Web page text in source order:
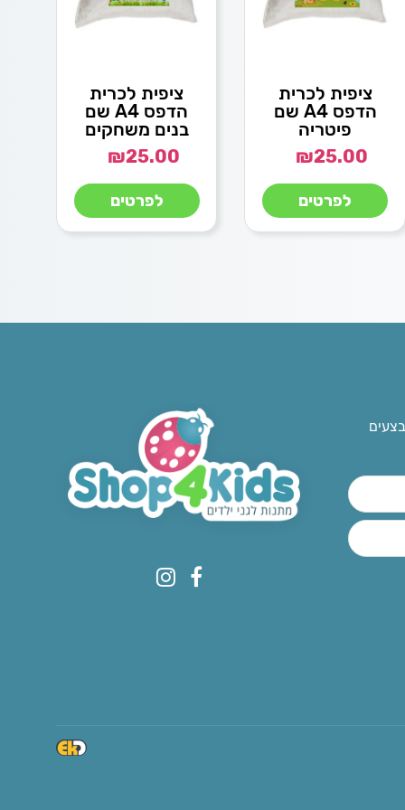
ציפית לכרית
הדפס A4 שם
פיטריה
₪25.00
לפרטים
ציפית לכרית
הדפס A4 שם
בנים משחקים
₪25.00
לפרטים